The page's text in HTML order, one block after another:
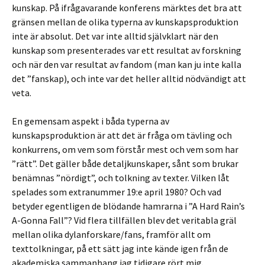
kunskap. På ifrågavarande konferens märktes det bra att
gränsen mellan de olika typerna av kunskapsproduktion
inte är absolut. Det var inte alltid självklart när den
kunskap som presenterades var ett resultat av forskning
och när den var resultat av fandom (man kan ju inte kalla
det ”fanskap), och inte var det heller alltid nödvändigt att
veta.
En gemensam aspekt i båda typerna av
kunskapsproduktion är att det är fråga om tävling och
konkurrens, om vem som förstår mest och vem som har
”rätt”. Det gäller både detaljkunskaper, sånt som brukar
benämnas ”nördigt”, och tolkning av texter. Vilken låt
spelades som extranummer 19:e april 1980? Och vad
betyder egentligen de blödande hamrarna i ”A Hard Rain’s
A-Gonna Fall”? Vid flera tillfällen blev det veritabla gräl
mellan olika dylanforskare/fans, framför allt om
texttolkningar, på ett sätt jag inte kände igen från de
akademiska sammanhang jag tidigare rört mig.